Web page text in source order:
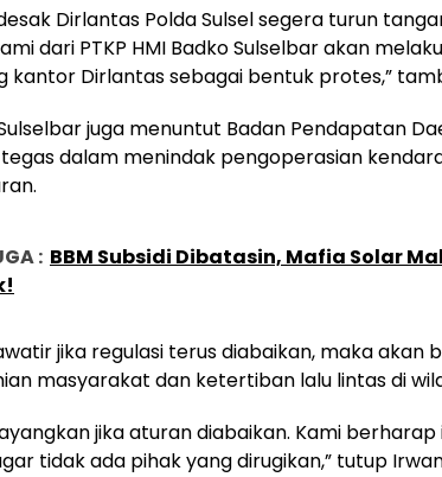
Dirlantas Polda Sulsel segera turun
dari PTKP HMI Badko Sulselbar akan
kantor Dirlantas sebagai bentuk protes,”
juga menuntut Badan Pendapatan
dalam menindak pengoperasian
: BBM Subsidi Dibatasin, Mafia Solar
jika regulasi terus diabaikan, maka akan
masyarakat dan ketertiban lalu lintas di
jika aturan diabaikan. Kami
tidak ada pihak yang dirugikan,” tutup